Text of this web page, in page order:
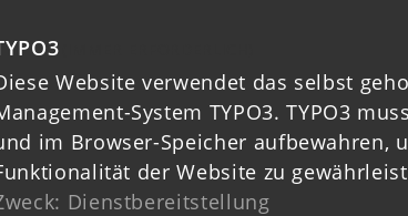
Website verwendet das selbst
System TYPO3. TYPO3
im Browser-Speicher aufbewahren,
der Website zu
: Dienstbereitstellung